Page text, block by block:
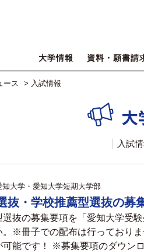
大学情報 資料・願書請
ース > 入試情報
入試
知大学・愛知大学短期大学部
・学校推薦型選抜の募
抜の募集要項を「愛知大学受
※冊子での配布は行っており
能です！ ※募集要項のダウン